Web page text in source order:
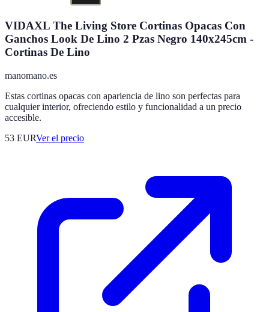
VIDAXL The Living Store Cortinas Opacas Con
Ganchos Look De Lino 2 Pzas Negro 140x245cm -
Cortinas De Lino
manomano.es
Estas cortinas opacas con apariencia de lino son perfectas para
cualquier interior, ofreciendo estilo y funcionalidad a un precio
accesible.
53 EURVer el precio